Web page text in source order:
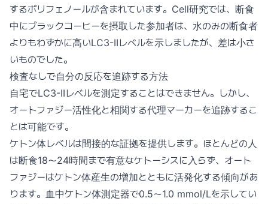
するポリフェノールが含まれています。Cell研究では、断食
中にブラックコーヒーを摂取した参加者は、水のみの断食者
よりもわずかに高いLC3-IIレベルを示しましたが、差は小さ
いものでした。
検査なしで自分の反応を追跡する方法
自宅でLC3-IIレベルを測定することはできません。しかし、
オートファジー活性化と相関する代理マーカーを追跡するこ
とは可能です。
ケトン体レベルは間接的な証拠を提供します。ほとんどの人
は断食18〜24時間まで有意なケトーシスに入らず、オート
ファジーはケトン体産生の増加とともに活発化する傾向があ
ります。血中ケトン体測定器で0.5〜1.0 mmol/Lを示してい